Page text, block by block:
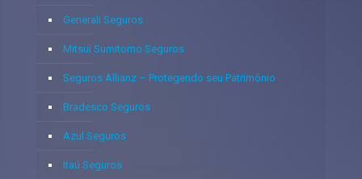
Generali Seguros
Mitsui Sumitomo Seguros
Seguros Allianz – Protegendo seu Patrimônio
Bradesco Seguros
Azul Seguros
Itaú Seguros